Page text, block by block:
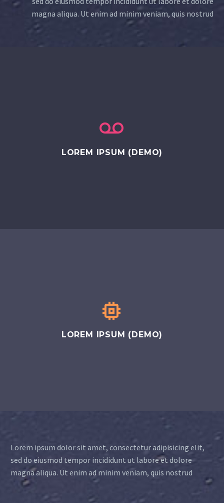
magna aliqua. Ut enim ad minim veniam, quis nostrud


LOREM IPSUM (DEMO)


LOREM IPSUM (DEMO)
Lorem ipsum dolor sit amet, consectetur adipisicing elit,
sed do eiusmod tempor incididunt ut labore et dolore
magna aliqua. Ut enim ad minim veniam, quis nostrud